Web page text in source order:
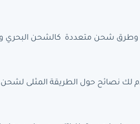
وطرق شحن متعددة كالشحن البحري
لك نصائح حول الطريقة المثلى لشحن